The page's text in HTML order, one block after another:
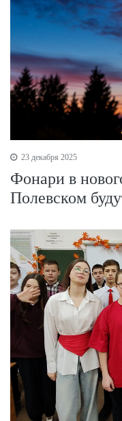
23 декабря 2025
Фонари в
Полевском